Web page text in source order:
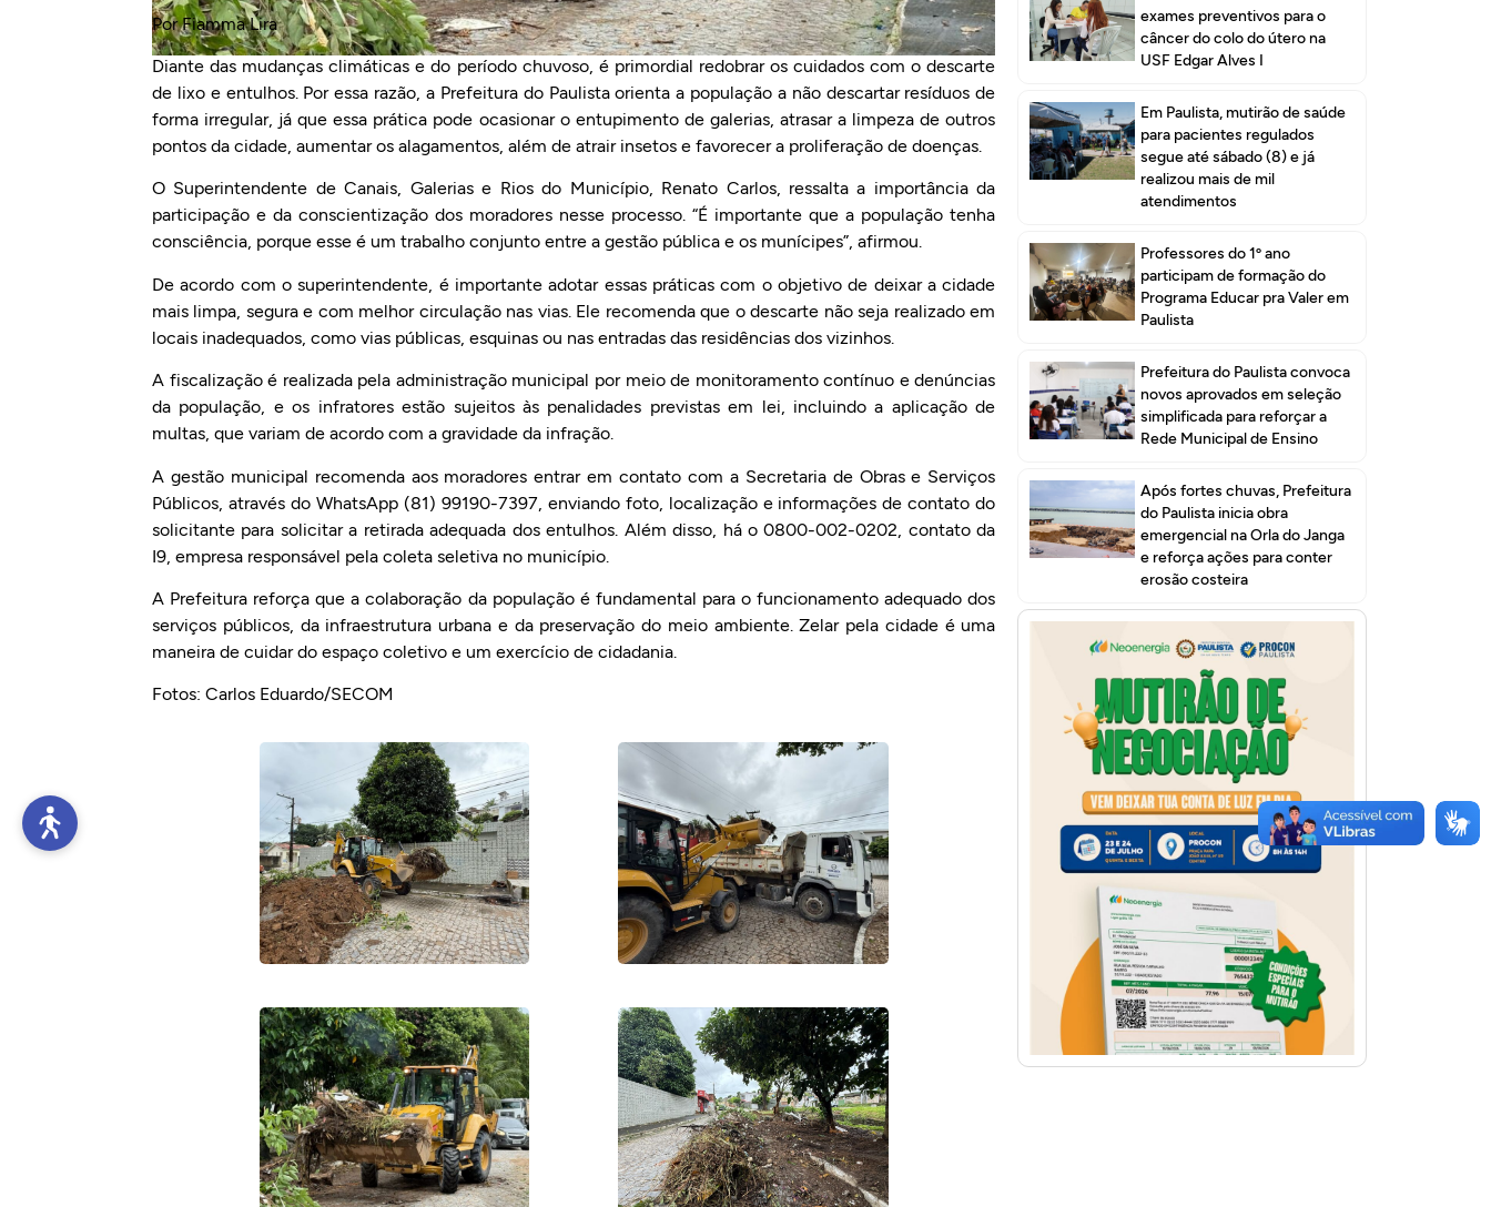
Por Fiamma Lira
Diante das mudanças climáticas e do período chuvoso, é primordial redobrar os cuidados com o descarte
de lixo e entulhos. Por essa razão, a Prefeitura do Paulista orienta a população a não descartar resíduos de
forma irregular, já que essa prática pode ocasionar o entupimento de galerias, atrasar a limpeza de outros
pontos da cidade, aumentar os alagamentos, além de atrair insetos e favorecer a proliferação de doenças.
O Superintendente de Canais, Galerias e Rios do Município, Renato Carlos, ressalta a importância da
participação e da conscientização dos moradores nesse processo. “É importante que a população tenha
consciência, porque esse é um trabalho conjunto entre a gestão pública e os munícipes”, afirmou.
De acordo com o superintendente, é importante adotar essas práticas com o objetivo de deixar a cidade
mais limpa, segura e com melhor circulação nas vias. Ele recomenda que o descarte não seja realizado em
locais inadequados, como vias públicas, esquinas ou nas entradas das residências dos vizinhos.
A fiscalização é realizada pela administração municipal por meio de monitoramento contínuo e denúncias
da população, e os infratores estão sujeitos às penalidades previstas em lei, incluindo a aplicação de
multas, que variam de acordo com a gravidade da infração.
A gestão municipal recomenda aos moradores entrar em contato com a Secretaria de Obras e Serviços
Públicos, através do WhatsApp (81) 99190-7397, enviando foto, localização e informações de contato do
solicitante para solicitar a retirada adequada dos entulhos. Além disso, há o 0800-002-0202, contato da
I9, empresa responsável pela coleta seletiva no município.
A Prefeitura reforça que a colaboração da população é fundamental para o funcionamento adequado dos
serviços públicos, da infraestrutura urbana e da preservação do meio ambiente. Zelar pela cidade é uma
maneira de cuidar do espaço coletivo e um exercício de cidadania.
Fotos: Carlos Eduardo/SECOM
exames preventivos para o
câncer do colo do útero na
USF Edgar Alves I
Em Paulista, mutirão de saúde
para pacientes regulados
segue até sábado (8) e já
realizou mais de mil
atendimentos
Professores do 1º ano
participam de formação do
Programa Educar pra Valer em
Paulista
Prefeitura do Paulista convoca
novos aprovados em seleção
simplificada para reforçar a
Rede Municipal de Ensino
Após fortes chuvas, Prefeitura
do Paulista inicia obra
emergencial na Orla do Janga
e reforça ações para conter
erosão costeira